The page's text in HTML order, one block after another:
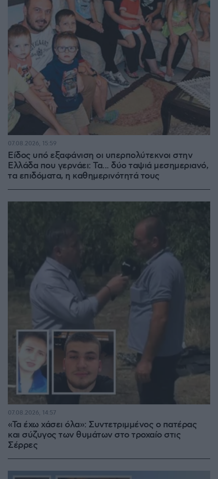
Είδος υπό εξαφάνιση οι υπερπολύτεκνοι στην
Ελλάδα που γερνάει: Τα... δύο ταψιά μεσημεριανό,
τα επιδόματα, η καθημερινότητά τους
07.08.2026, 15:59
«Τα έχω χάσει όλα»: Συντετριμμένος ο πατέρας
και σύζυγος των θυμάτων στο τροχαίο στις
Σέρρες
07.08.2026, 14:57